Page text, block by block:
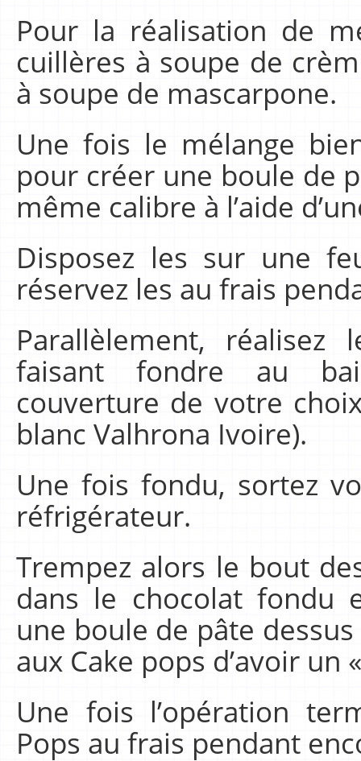
Pour la réalisation de
cuillères à soupe de
à soupe de mascarpone.
Une fois le mélange
pour créer une boule de
même calibre à l’aide
Disposez les sur une
réservez les au frais
Parallèlement,
faisant fondre au
couverture de votre
blanc Valhrona Ivoire).
Une fois fondu, sortez
réfrigérateur.
Trempez alors le bout
dans le chocolat fondu
une boule de pâte
aux Cake pops d’avoir un
Une fois l’opération
Pops au frais pendant